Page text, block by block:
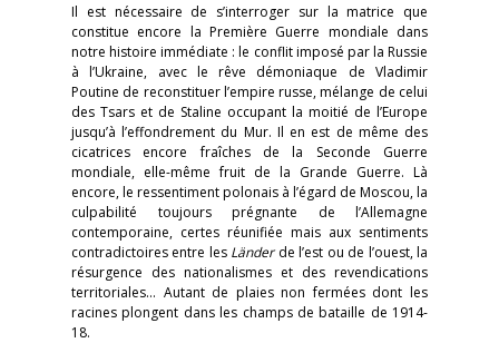
Il est nécessaire de s’interroger sur la matrice que
constitue encore la Première Guerre mondiale dans
notre histoire immédiate : le conflit imposé par la Russie
à l’Ukraine, avec le rêve démoniaque de Vladimir
Poutine de reconstituer l’empire russe, mélange de celui
des Tsars et de Staline occupant la moitié de l’Europe
jusqu’à l’effondrement du Mur. Il en est de même des
cicatrices encore fraîches de la Seconde Guerre
mondiale, elle-même fruit de la Grande Guerre. Là
encore, le ressentiment polonais à l’égard de Moscou, la
culpabilité toujours prégnante de l’Allemagne
contemporaine, certes réunifiée mais aux sentiments
contradictoires entre les Länderde l’est ou de l’ouest, la
résurgence des nationalismes et des revendications
territoriales… Autant de plaies non fermées dont les
racines plongent dans les champs de bataille de 1914-
18.